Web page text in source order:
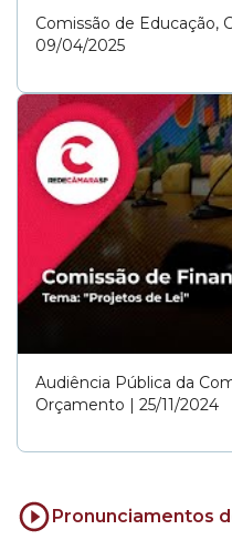
Comissão de Educação,
09/04/2025
Audiência Pública da
Orçamento | 25/11/2024
Pronunciamentos